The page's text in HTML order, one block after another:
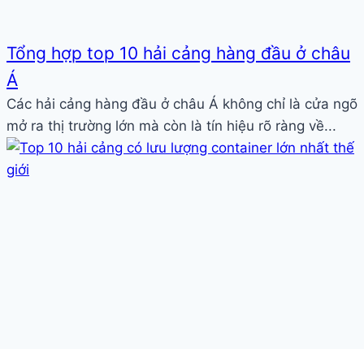
Tổng hợp top 10 hải cảng hàng đầu ở châu
Á
Các hải cảng hàng đầu ở châu Á không chỉ là cửa ngõ
mở ra thị trường lớn mà còn là tín hiệu rõ ràng về...